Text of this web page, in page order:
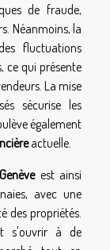
de fraude,
Néanmoins, la
fluctuations
ce qui présente
La mise
sécurise les
également
actuelle.
est ainsi
avec une
des propriétés.
s'ouvrir à de